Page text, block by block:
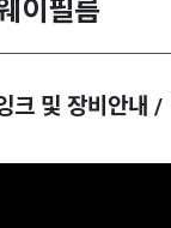
이필름
크 및 장비안내 /